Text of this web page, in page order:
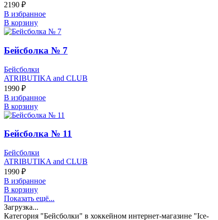
2190 ₽
В избранное
В корзину
Бейсболка № 7
Бейсболки
ATRIBUTIKA and CLUB
1990 ₽
В избранное
В корзину
Бейсболка № 11
Бейсболки
ATRIBUTIKA and CLUB
1990 ₽
В избранное
В корзину
Показать ещё...
Загрузка...
Категория "Бейсболки" в хоккейном интернет-магазине "Ice-